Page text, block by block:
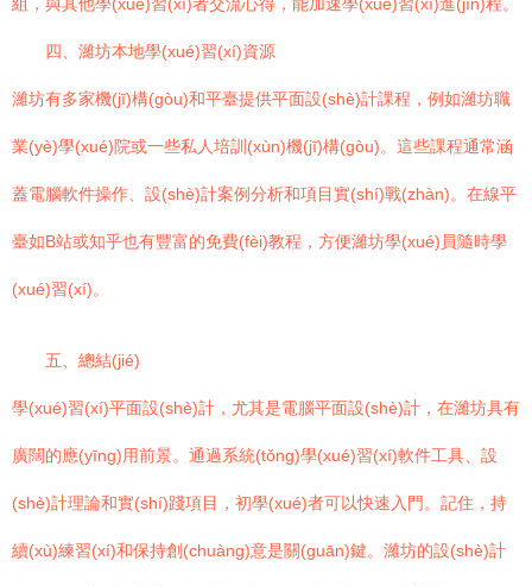
四、濰坊本地學(xué)習(xí)資源
濰坊有多家機(jī)構(gòu)和平臺提供平面設(shè)計課程，例如濰坊職
業(yè)學(xué)院或一些私人培訓(xùn)機(jī)構(gòu)。這些課程通常涵
蓋電腦軟件操作、設(shè)計案例分析和項目實(shí)戰(zhàn)。在線平
臺如B站或知乎也有豐富的免費(fèi)教程，方便濰坊學(xué)員隨時學
(xué)習(xí)。
五、總結(jié)
學(xué)習(xí)平面設(shè)計，尤其是電腦平面設(shè)計，在濰坊具有
廣闊的應(yīng)用前景。通過系統(tǒng)學(xué)習(xí)軟件工具、設
(shè)計理論和實(shí)踐項目，初學(xué)者可以快速入門。記住，持
續(xù)練習(xí)和保持創(chuàng)意是關(guān)鍵。濰坊的設(shè)計